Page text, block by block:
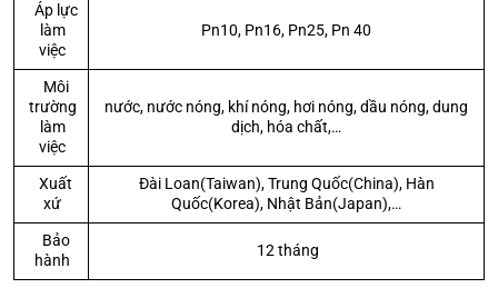
Áp lực
làm
việc
Pn10, Pn16, Pn25, Pn 40
Môi
trường
làm
việc
nước, nước nóng, khí nóng, hơi nóng, dầu nóng, dung
dịch, hóa chất,…
Xuất
xứ
Đài Loan(Taiwan), Trung Quốc(China), Hàn
Quốc(Korea), Nhật Bản(Japan),…
Bảo
hành
12 tháng